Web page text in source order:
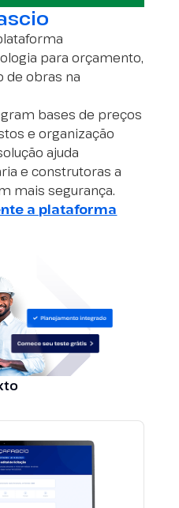
para orçamento,
de obras na
bases de preços
e organização
ajuda
e construtoras a
mais segurança.
a plataforma